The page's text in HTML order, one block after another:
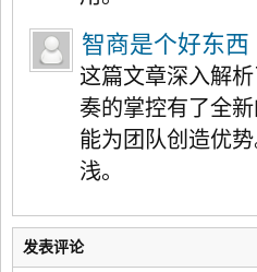
智商是个好东西
这篇文章深入解
奏的掌控有了全
能为团队创造优
浅。
发表评论